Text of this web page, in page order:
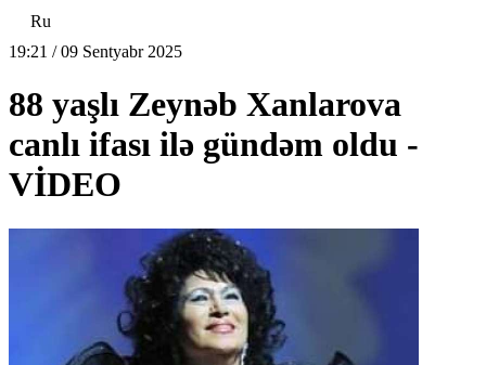
Ru
19:21 / 09 Sentyabr 2025
88 yaşlı Zeynəb Xanlarova
canlı ifası ilə gündəm oldu -
VİDEO